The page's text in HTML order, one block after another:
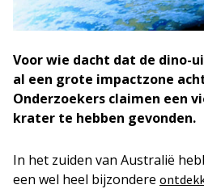
Voor wie dacht dat de dino-
al een grote impactzone
Onderzoekers claimen een
krater te hebben gevonden.
In het zuiden van Australië
een wel heel bijzondere